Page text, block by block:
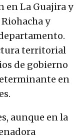
en La Guajira y
y
territorial
de gobierno
en
aunque en la